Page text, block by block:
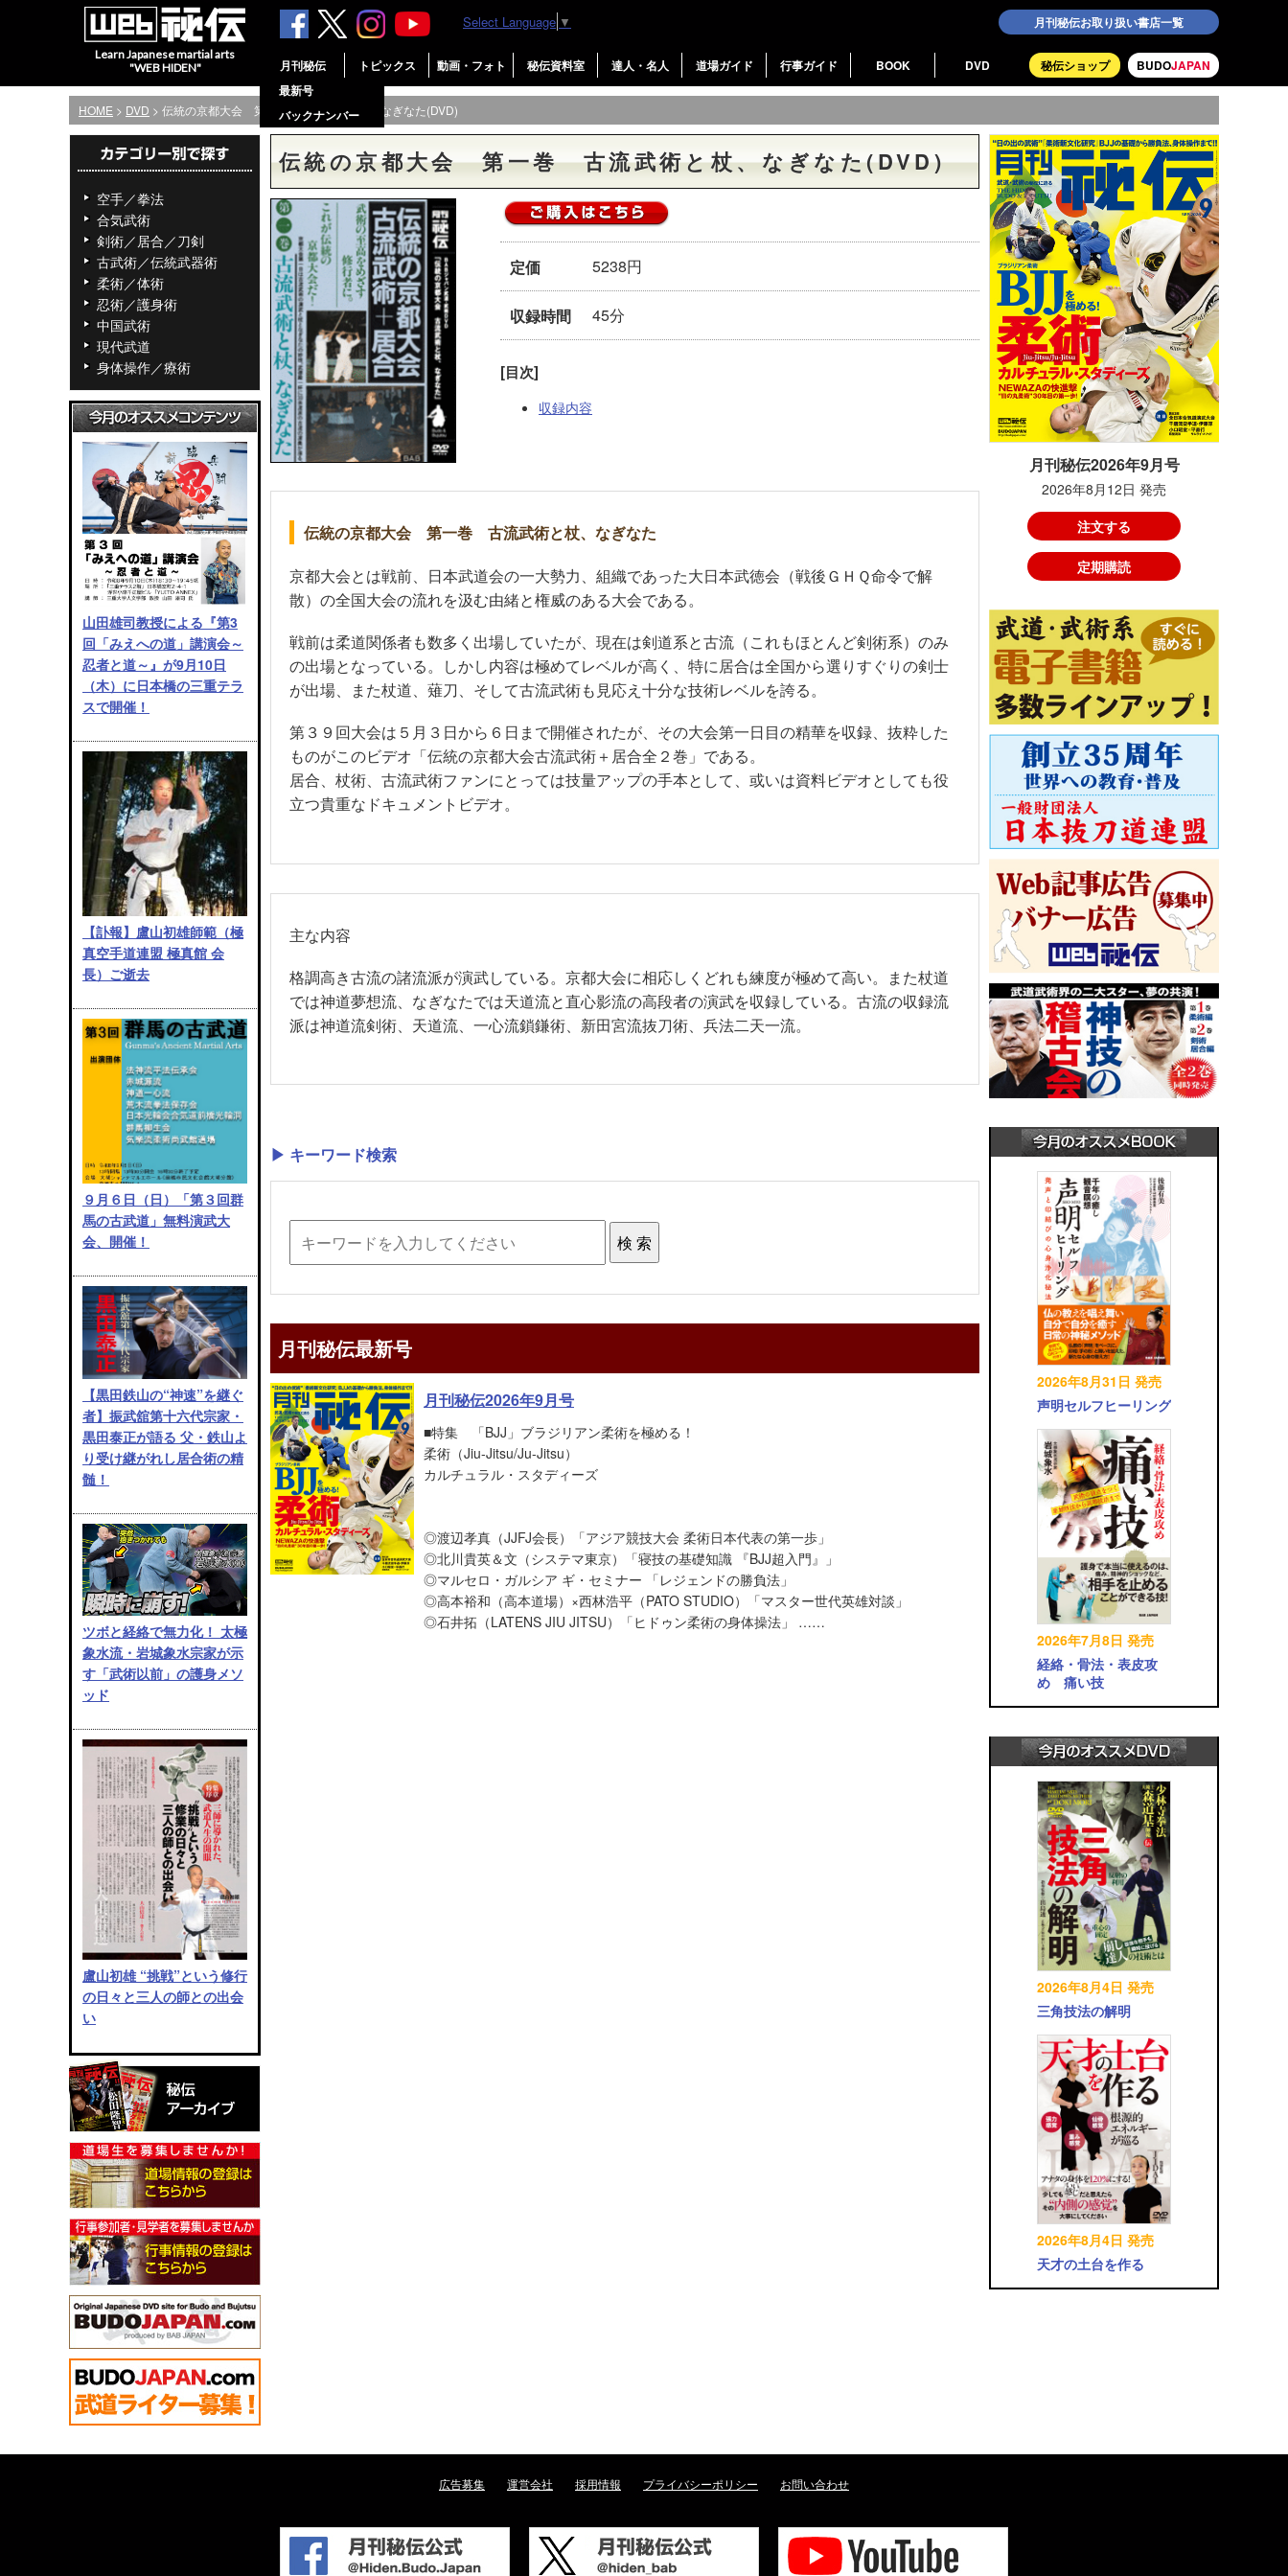
Learn Japanese martial arts
"WEB HIDEN"
月刊秘伝お取り扱い書店一覧
BUDOJAPAN
秘伝ショップ
月刊秘伝
最新号
バックナンバー
トピックス 動画・フォト 秘伝資料室 達人・名人 道場ガイド 行事ガイド BOOK DVD
Select Language ▼
HOME > DVD > 伝統の京都大会 第一巻 古流武術と杖、なぎなた(DVD)
空手／拳法
合気武術
剣術／居合／刀剣
古武術／伝統武器術
柔術／体術
忍術／護身術
中国武術
現代武道
身体操作／療術
山田雄司教授による『第3
回「みえへの道」講演会～
忍者と道～』が9月10日
（木）に日本橋の三重テラ
スで開催！
【訃報】盧山初雄師範（極
真空手道連盟 極真館 会
長）ご逝去
９月６日（日）「第３回群
馬の古武道」無料演武大
会、開催！
【黒田鉄山の“神速”を継ぐ
者】振武舘第十六代宗家・
黒田泰正が語る 父・鉄山よ
り受け継がれし居合術の精
髄！
ツボと経絡で無力化！ 太極
象水流・岩城象水宗家が示
す「武術以前」の護身メソ
ッド
盧山初雄 “挑戦”という修行
の日々と三人の師との出会
い
伝統の京都大会 第一巻 古流武術と杖、なぎなた(DVD)
定価 5238円
収録時間 45分
[目次]
収録内容
伝統の京都大会 第一巻 古流武術と杖、なぎなた
京都大会とは戦前、日本武道会の一大勢力、組織であった大日本武徳会（戦後ＧＨＱ命令で解
散）の全国大会の流れを汲む由緒と権威のある大会である。
戦前は柔道関係者も数多く出場していたが、現在は剣道系と古流（これもほとんど剣術系）のみ
の出場となっている。しかし内容は極めてレベルが高く、特に居合は全国から選りすぐりの剣士
が出場、また杖道、薙刀、そして古流武術も見応え十分な技術レベルを誇る。
第３９回大会は５月３日から６日まで開催されたが、その大会第一日目の精華を収録、抜粋した
ものがこのビデオ「伝統の京都大会古流武術＋居合全２巻」である。
居合、杖術、古流武術ファンにとっては技量アップの手本として、或いは資料ビデオとしても役
立つ貴重なドキュメントビデオ。
主な内容
格調高き古流の諸流派が演武している。京都大会に相応しくどれも練度が極めて高い。また杖道
では神道夢想流、なぎなたでは天道流と直心影流の高段者の演武を収録している。古流の収録流
派は神道流剣術、天道流、一心流鎖鎌術、新田宮流抜刀術、兵法二天一流。
▶ キーワード検索
月刊秘伝最新号
月刊秘伝2026年9月号
■特集 「BJJ」ブラジリアン柔術を極める！
柔術（Jiu-Jitsu/Ju-Jitsu）
カルチュラル・スタディーズ
◎渡辺孝真（JJFJ会長）「アジア競技大会 柔術日本代表の第一歩」
◎北川貴英＆文（システマ東京）「寝技の基礎知識 『BJJ超入門』」
◎マルセロ・ガルシア ギ・セミナー 「レジェンドの勝負法」
◎高本裕和（高本道場）×西林浩平（PATO STUDIO）「マスター世代英雄対談」
◎石井拓（LATENS JIU JITSU）「ヒドゥン柔術の身体操法」 ……
月刊秘伝2026年9月号
2026年8月12日 発売
注文する
定期購読
2026年8月31日 発売
声明セルフヒーリング
2026年7月8日 発売
経絡・骨法・表皮攻
め 痛い技
2026年8月4日 発売
三角技法の解明
2026年8月4日 発売
天才の土台を作る
広告募集 運営会社 採用情報 プライバシーポリシー お問い合わせ